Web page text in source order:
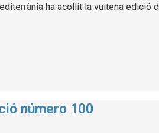
ha acollit la vuitena edició
número 100